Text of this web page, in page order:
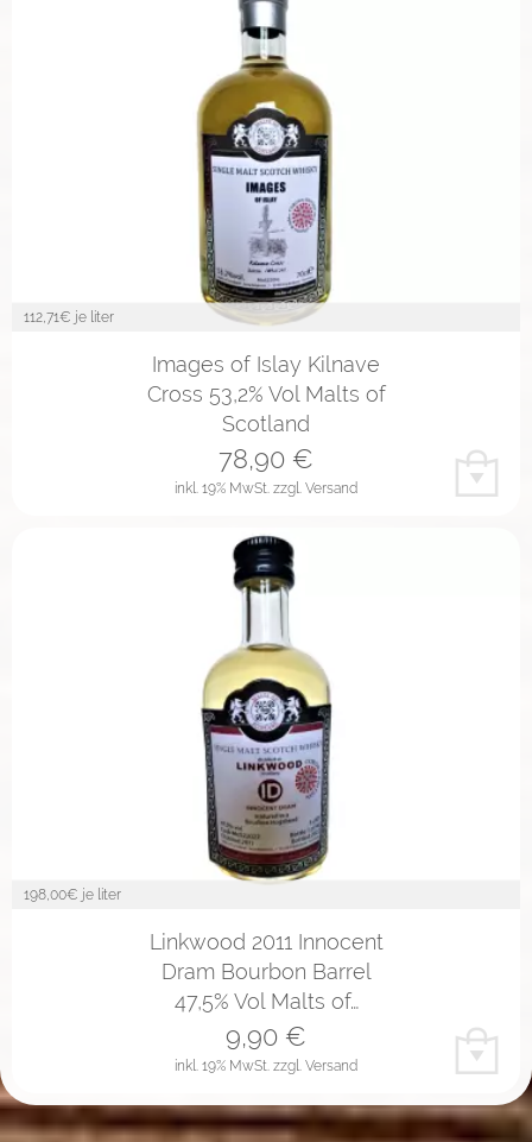
112,71€ je liter
Images of Islay Kilnave
Cross 53,2% Vol Malts of
Scotland
inkl. 19% MwSt. zzgl. Versand
78,90 €
198,00€ je liter
Linkwood 2011 Innocent
Dram Bourbon Barrel
47,5% Vol Malts of…
inkl. 19% MwSt. zzgl. Versand
9,90 €